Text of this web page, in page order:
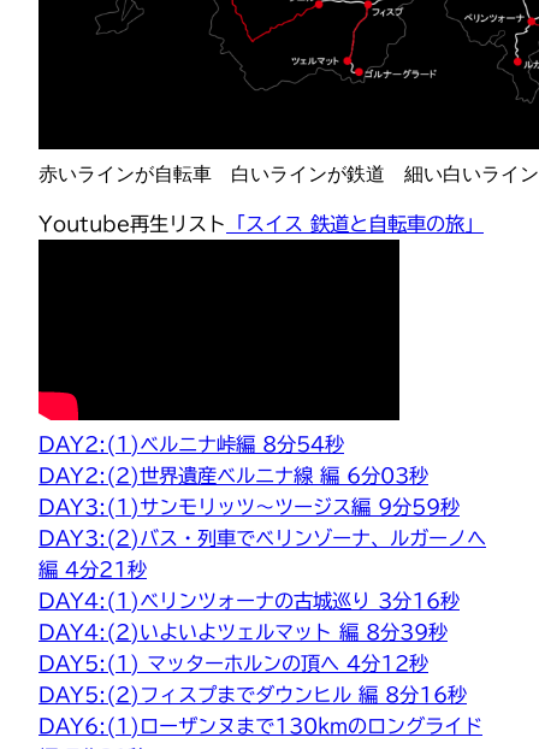
赤いラインが自転車 白いラインが鉄道 細い白いライ
Youtube再生リスト 「スイス 鉄道と自転車の旅」
DAY2:(1)ベルニナ峠編 8分54秒
DAY2:(2)世界遺産ベルニナ線 編 6分03秒
DAY3:(1)サンモリッツ〜ツージス編 9分59秒
DAY3:(2)バス・列車でベリンゾーナ、ルガーノへ
編 4分21秒
DAY4:(1)ベリンツォーナの古城巡り 3分16秒
DAY4:(2)いよいよツェルマット 編 8分39秒
DAY5:(1) マッターホルンの頂へ 4分12秒
DAY5:(2)フィスプまでダウンヒル 編 8分16秒
DAY6:(1)ローザンヌまで130kmのロングライド